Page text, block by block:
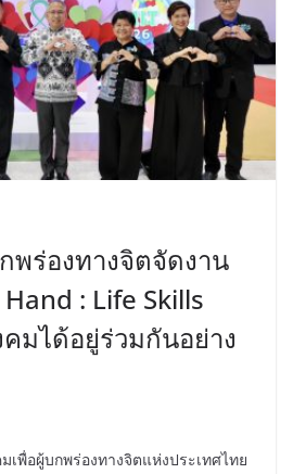
พร่องทางจิตจัดงาน
: Life Skills
มได้อยู่ร่วมกันอย่าง
เพื่อผู้บกพร่องทางจิตแห่งประเทศไทย